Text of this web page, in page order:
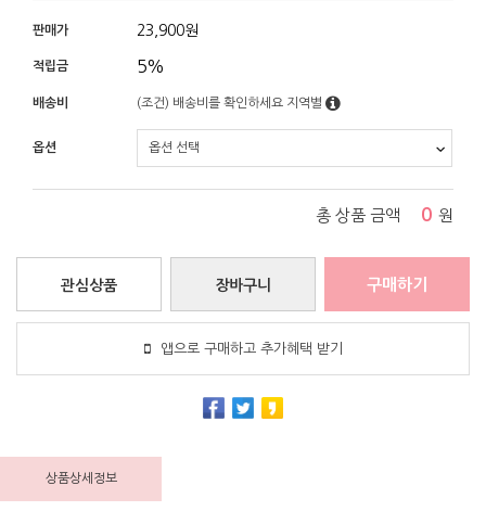
판매가 23,900원
적립금 5%
배송비 (조건) 배송비를 확인하세요 지역별
옵션
총 상품 금액 0 원
장바구니
관심상품 구매하기
앱으로 구매하고 추가혜택 받기
상품상세정보